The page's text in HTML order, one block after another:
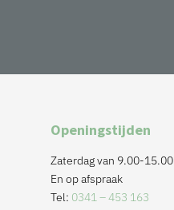
Openingstijden
Zaterdag van 9.00-15.00
En op afspraak
Tel: 0341 – 453 163